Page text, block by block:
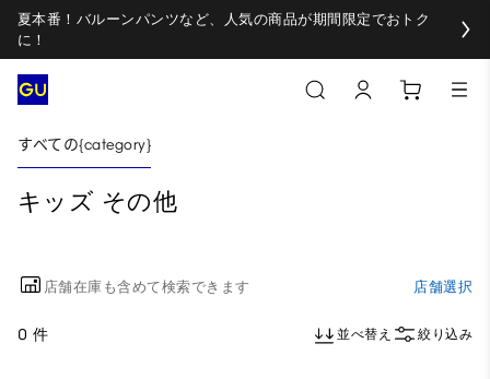
夏本番！バルーンパンツなど、人気の商品が期間限定でおトク
に！
すべての{category}
キッズ その他
店舗在庫も含めて検索できます 店舗選択
0 件 並べ替え 絞り込み